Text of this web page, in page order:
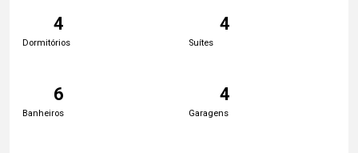
4
Dormitórios
4
Suítes
6
Banheiros
4
Garagens